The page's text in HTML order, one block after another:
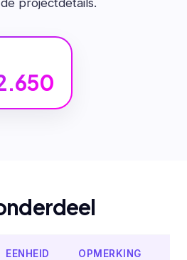
EENHEID OPMERKING